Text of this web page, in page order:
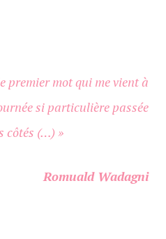
premier mot qui me vient à
si particulière passée
côtés (…) »
Romuald Wadagni